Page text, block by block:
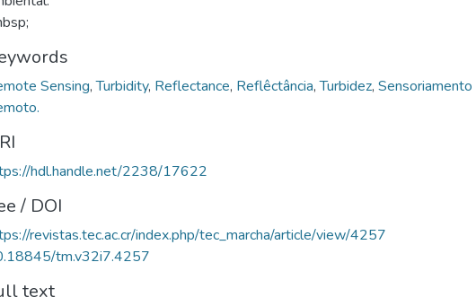
Sensing,Turbidity, Reflectance, Reflêctância,Turbidez, Sensoriamento
hdl.handle.net/2238/17622
/ DOI
revistas.tec.ac.cr/index.php/tec_marcha/article/view/4257
tm.v32i7.4257
text